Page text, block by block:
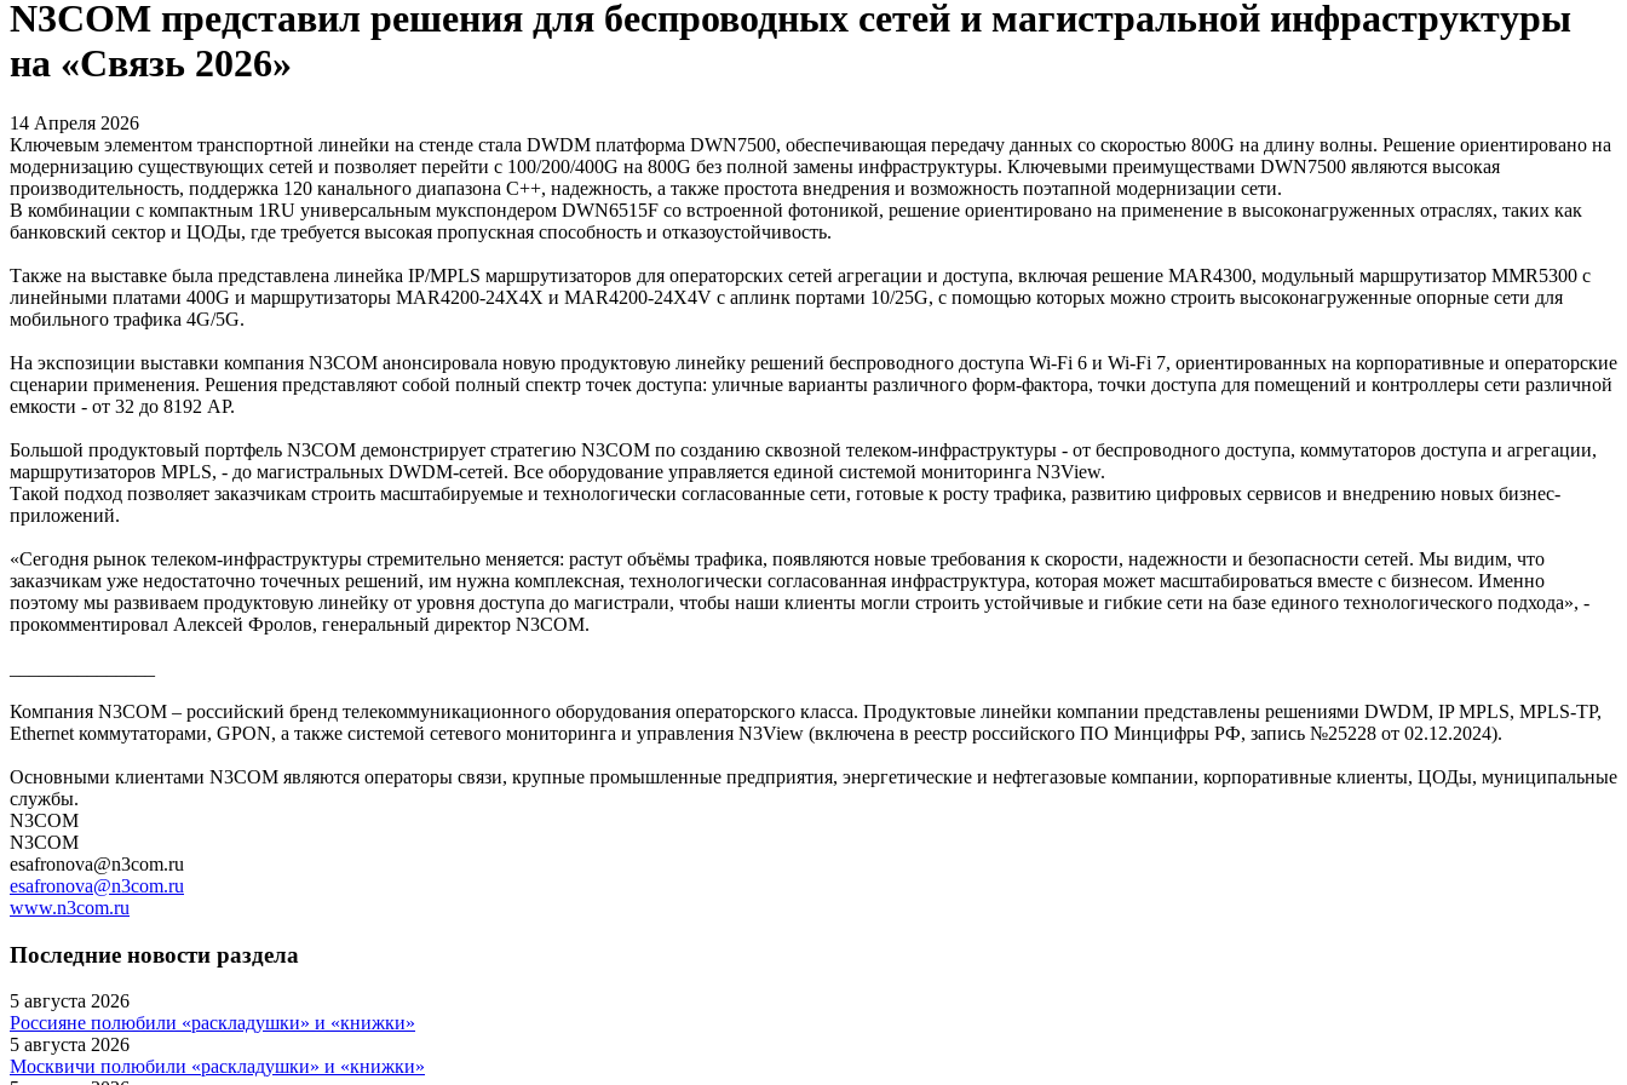
N3COM представил решения для беспроводных сетей и магистральной инфраструктуры
на «Связь 2026»
14 Апреля 2026
Ключевым элементом транспортной линейки на стенде стала DWDM платформа DWN7500, обеспечивающая передачу данных со скоростью 800G на длину волны. Решение ориентировано на
модернизацию существующих сетей и позволяет перейти с 100/200/400G на 800G без полной замены инфраструктуры. Ключевыми преимуществами DWN7500 являются высокая
производительность, поддержка 120 канального диапазона C++, надежность, а также простота внедрения и возможность поэтапной модернизации сети.
В комбинации с компактным 1RU универсальным мукспондером DWN6515F со встроенной фотоникой, решение ориентировано на применение в высоконагруженных отраслях, таких как
банковский сектор и ЦОДы, где требуется высокая пропускная способность и отказоустойчивость.
Также на выставке была представлена линейка IP/MPLS маршрутизаторов для операторских сетей агрегации и доступа, включая решение MAR4300, модульный маршрутизатор MMR5300 с
линейными платами 400G и маршрутизаторы MAR4200-24X4X и MAR4200-24X4V с аплинк портами 10/25G, с помощью которых можно строить высоконагруженные опорные сети для
мобильного трафика 4G/5G.
На экспозиции выставки компания N3COM анонсировала новую продуктовую линейку решений беспроводного доступа Wi-Fi 6 и Wi-Fi 7, ориентированных на корпоративные и операторские
сценарии применения. Решения представляют собой полный спектр точек доступа: уличные варианты различного форм-фактора, точки доступа для помещений и контроллеры сети различной
емкости - от 32 до 8192 AP.
Большой продуктовый портфель N3COM демонстрирует стратегию N3COM по созданию сквозной телеком-инфраструктуры - от беспроводного доступа, коммутаторов доступа и агрегации,
маршрутизаторов MPLS, - до магистральных DWDM-сетей. Все оборудование управляется единой системой мониторинга N3View.
Такой подход позволяет заказчикам строить масштабируемые и технологически согласованные сети, готовые к росту трафика, развитию цифровых сервисов и внедрению новых бизнес-
приложений.
«Сегодня рынок телеком-инфраструктуры стремительно меняется: растут объёмы трафика, появляются новые требования к скорости, надежности и безопасности сетей. Мы видим, что
заказчикам уже недостаточно точечных решений, им нужна комплексная, технологически согласованная инфраструктура, которая может масштабироваться вместе с бизнесом. Именно
поэтому мы развиваем продуктовую линейку от уровня доступа до магистрали, чтобы наши клиенты могли строить устойчивые и гибкие сети на базе единого технологического подхода», -
прокомментировал Алексей Фролов, генеральный директор N3COM.
Компания N3COM – российский бренд телекоммуникационного оборудования операторского класса. Продуктовые линейки компании представлены решениями DWDM, IP MPLS, MPLS-TP,
Ethernet коммутаторами, GPON, а также системой сетевого мониторинга и управления N3View (включена в реестр российского ПО Минцифры РФ, запись №25228 от 02.12.2024).
Основными клиентами N3COM являются операторы связи, крупные промышленные предприятия, энергетические и нефтегазовые компании, корпоративные клиенты, ЦОДы, муниципальные
службы.
N3COM
N3COM
esafronova@n3com.ru
esafronova@n3com.ru
www.n3com.ru
Последние новости раздела
5 августа 2026
Россияне полюбили «раскладушки» и «книжки»
5 августа 2026
Москвичи полюбили «раскладушки» и «книжки»